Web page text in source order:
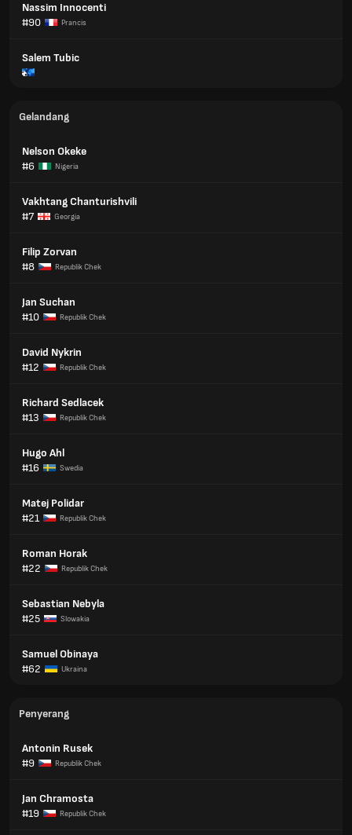
Nassim Innocenti
#90
Prancis
Salem Tubic
Gelandang
Nelson Okeke
#6
Nigeria
Vakhtang Chanturishvili
#7
Georgia
Filip Zorvan
#8
Republik Chek
Jan Suchan
#10
Republik Chek
David Nykrin
#12
Republik Chek
Richard Sedlacek
#13
Republik Chek
Hugo Ahl
#16
Swedia
Matej Polidar
#21
Republik Chek
Roman Horak
#22
Republik Chek
Sebastian Nebyla
#25
Slowakia
Samuel Obinaya
#62
Ukraina
Penyerang
Antonin Rusek
#9
Republik Chek
Jan Chramosta
#19
Republik Chek